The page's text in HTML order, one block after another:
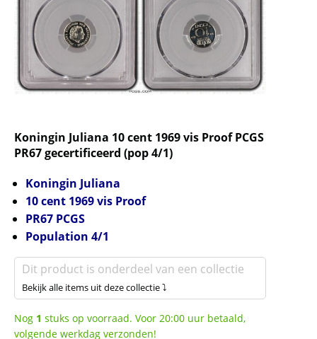
Koningin Juliana 10 cent 1969 vis Proof PCGS
PR67 gecertificeerd (pop 4/1)
Koningin Juliana
10 cent 1969 vis Proof
PR67 PCGS
Population 4/1
Dit product is onderdeel van een collectie
Bekijk alle items uit deze collectie ⤵
Nog 1 stuks op voorraad. Voor 20:00 uur betaald,
volgende werkdag verzonden!